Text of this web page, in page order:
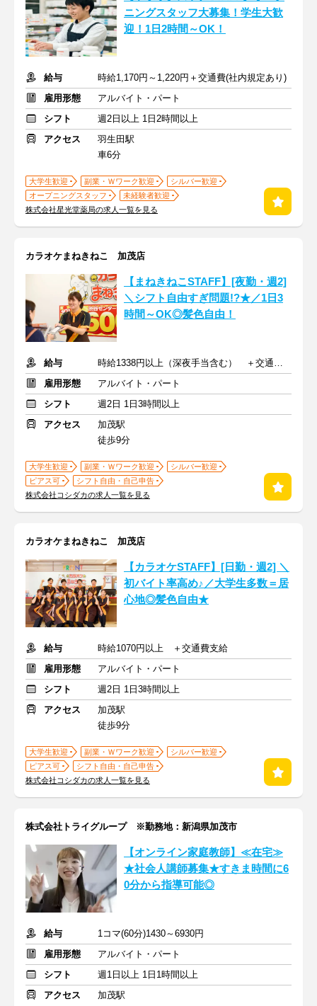
ニングスタッフ大募集！学生大歓
迎！1日2時間～OK！
給与
時給1,170円～1,220円＋交通費(社内規定あり)
雇用形態
アルバイト・パート
シフト
週2日以上 1日2時間以上
アクセス
羽生田駅
車6分
大学生歓迎 副業・Ｗワーク歓迎
シルバー歓迎
オープニングスタッフ
未経験者歓迎
株式会社星光堂薬局の求人一覧を見る
カラオケまねきねこ 加茂店
【まねきねこSTAFF】[夜勤・週2]
＼シフト自由すぎ問題!?★／1日3
時間～OK◎髪色自由！
給与
時給1338円以上（深夜手当含む） ＋交通費支給
雇用形態
アルバイト・パート
シフト
週2日 1日3時間以上
アクセス
加茂駅
徒歩9分
大学生歓迎 副業・Ｗワーク歓迎
シルバー歓迎
ピアス可
シフト自由・自己申告
株式会社コシダカの求人一覧を見る
カラオケまねきねこ 加茂店
【カラオケSTAFF】[日勤・週2] ＼
初バイト率高め♪／大学生多数＝居
心地◎髪色自由★
給与
時給1070円以上 ＋交通費支給
雇用形態
アルバイト・パート
シフト
週2日 1日3時間以上
アクセス
加茂駅
徒歩9分
大学生歓迎 副業・Ｗワーク歓迎
シルバー歓迎
ピアス可
シフト自由・自己申告
株式会社コシダカの求人一覧を見る
株式会社トライグループ ※勤務地：新潟県加茂市
【オンライン家庭教師】≪在宅≫
★社会人講師募集★すきま時間に6
0分から指導可能◎
給与
1コマ(60分)1430～6930円
雇用形態
アルバイト・パート
シフト
週1日以上 1日1時間以上
アクセス
加茂駅